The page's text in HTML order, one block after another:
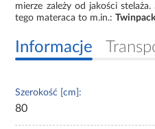
mierze zależy od jakości
tego materaca to m.in.:
Informacje
Szerokość [cm]:
80